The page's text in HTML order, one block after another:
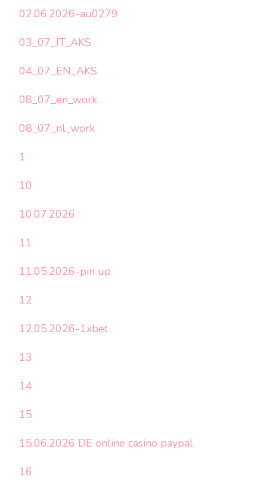
02.06.2026-au0279
03_07_IT_AKS
04_07_EN_AKS
08_07_en_work
08_07_nl_work
1
10
10.07.2026
11
11.05.2026-pin up
12
12.05.2026-1xbet
13
14
15
15.06.2026 DE online casino paypal
16